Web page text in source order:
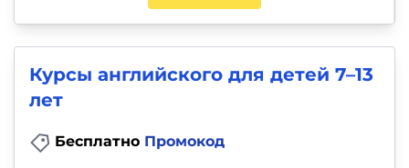
Курсы английского для детей 7–13
лет
Бесплатно Промокод